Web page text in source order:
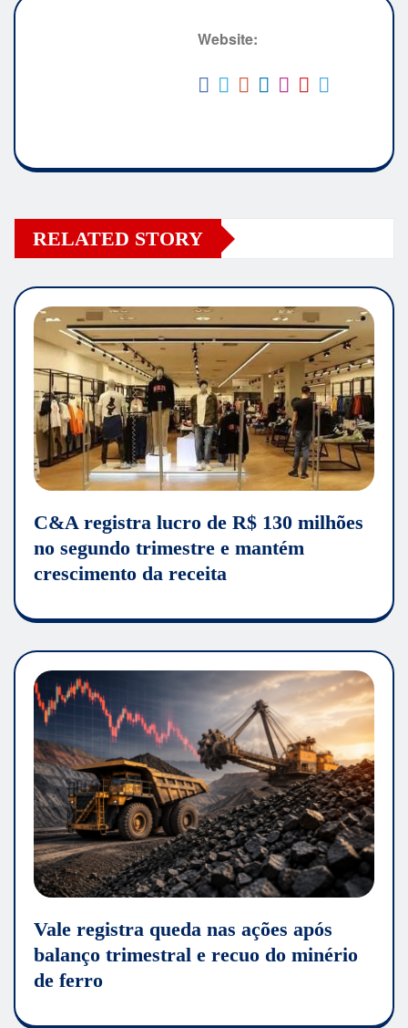
Website:
RELATED STORY
C&A registra lucro de R$ 130 milhões
no segundo trimestre e mantém
crescimento da receita
Vale registra queda nas ações após
balanço trimestral e recuo do minério
de ferro